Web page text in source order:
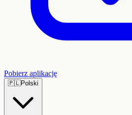
Pobierz aplikację
🇵🇱Polski